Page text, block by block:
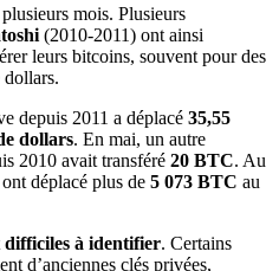
mois. Plusieurs
(2010-2011) ont ainsi
leurs bitcoins, souvent pour des
dollars.
depuis 2011 a déplacé 35,55
dollars. En mai, un autre
2010 avait transféré 20 BTC. Au
déplacé plus de 5 073 BTC au
difficiles à identifier. Certains
d’anciennes clés privées,